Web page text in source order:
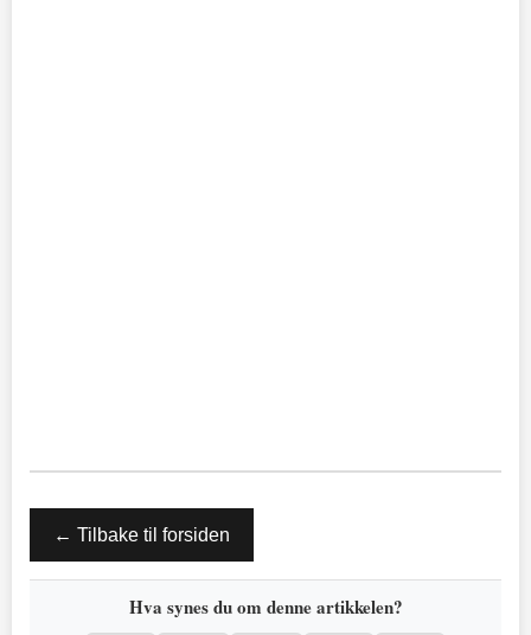
← Tilbake til forsiden
Hva synes du om denne artikkelen?